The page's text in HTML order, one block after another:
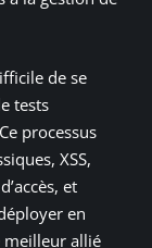
de se
tests
processus
XSS,
et
en
meilleur allié